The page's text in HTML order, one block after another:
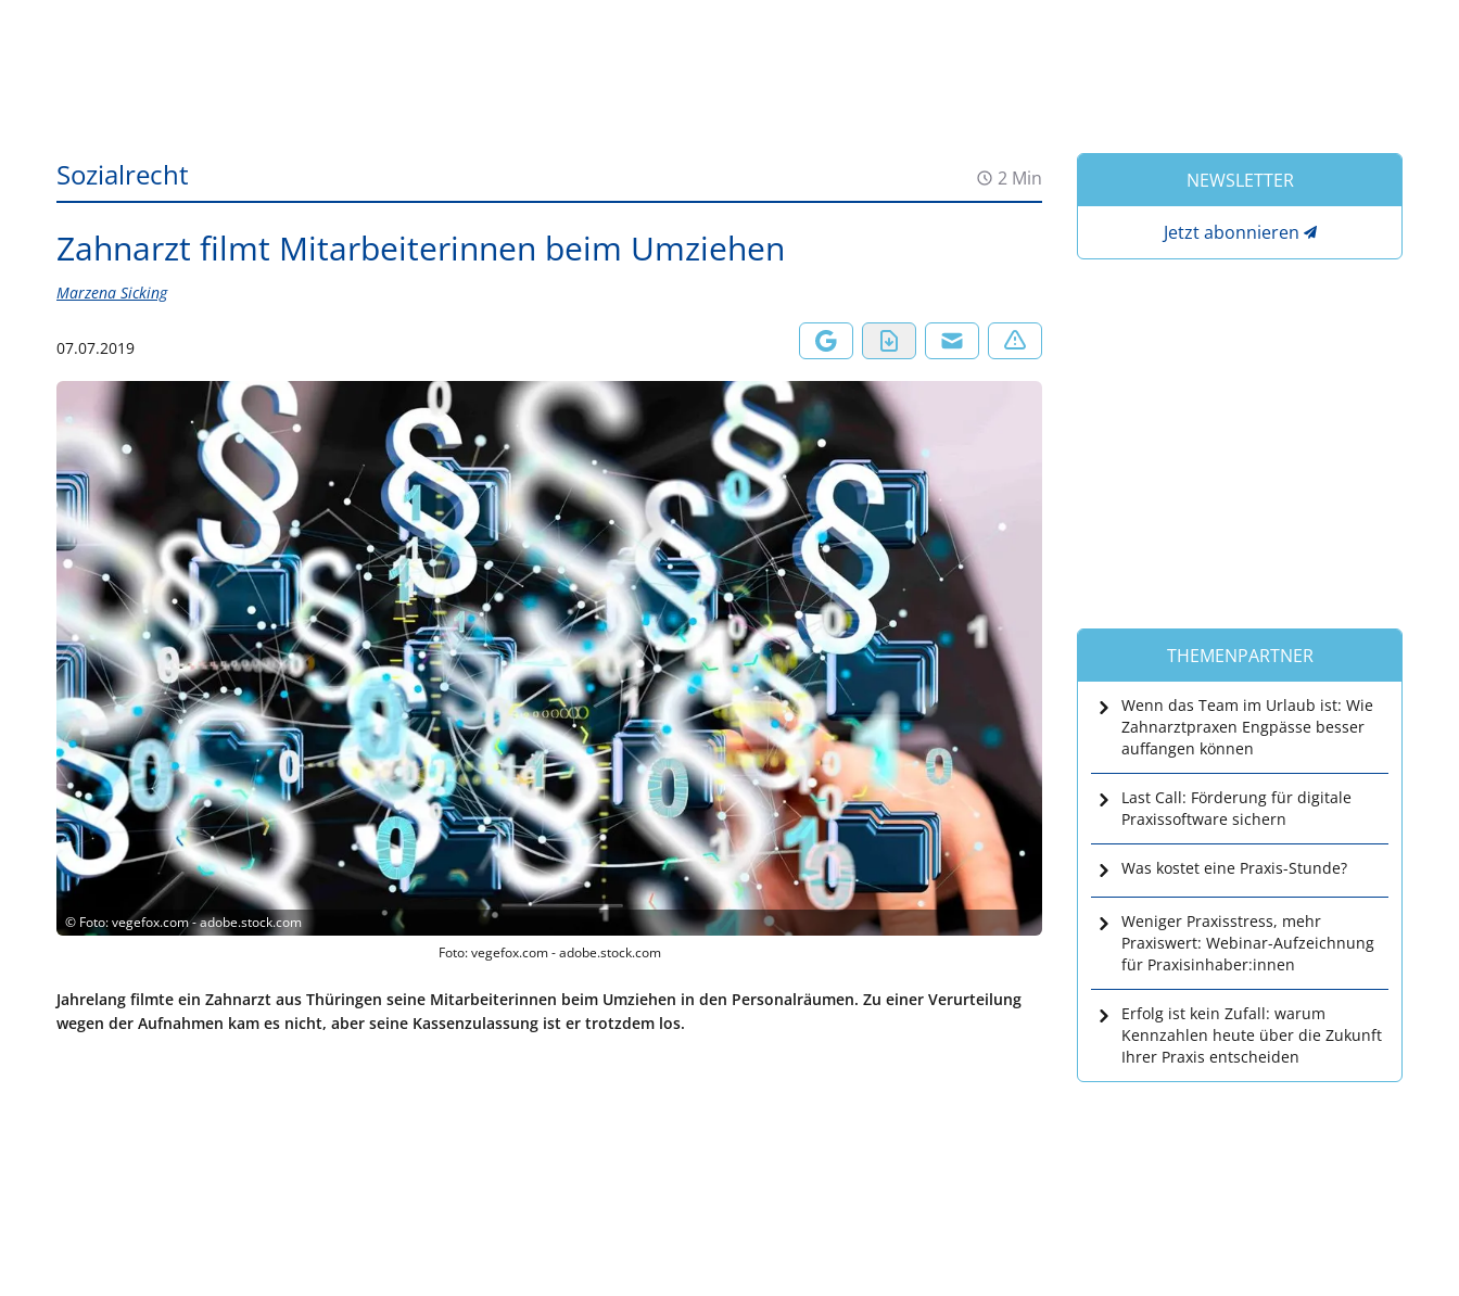
Sozialrecht 2 Min
Zahnarzt filmt Mitarbeiterinnen beim Umziehen
Marzena Sicking
07.07.2019
© Foto: vegefox.com - adobe.stock.com
Foto: vegefox.com - adobe.stock.com
Jahrelang filmte ein Zahnarzt aus Thüringen seine Mitarbeiterinnen beim Umziehen in den Personalräumen. Zu einer Verurteilung
wegen der Aufnahmen kam es nicht, aber seine Kassenzulassung ist er trotzdem los.
NEWSLETTER
Jetzt abonnieren
THEMENPARTNER
Wenn das Team im Urlaub ist: Wie
Zahnarztpraxen Engpässe besser
auffangen können
Last Call: Förderung für digitale
Praxissoftware sichern
Was kostet eine Praxis-Stunde?
Weniger Praxisstress, mehr
Praxiswert: Webinar-Aufzeichnung
für Praxisinhaber:innen
Erfolg ist kein Zufall: warum
Kennzahlen heute über die Zukunft
Ihrer Praxis entscheiden